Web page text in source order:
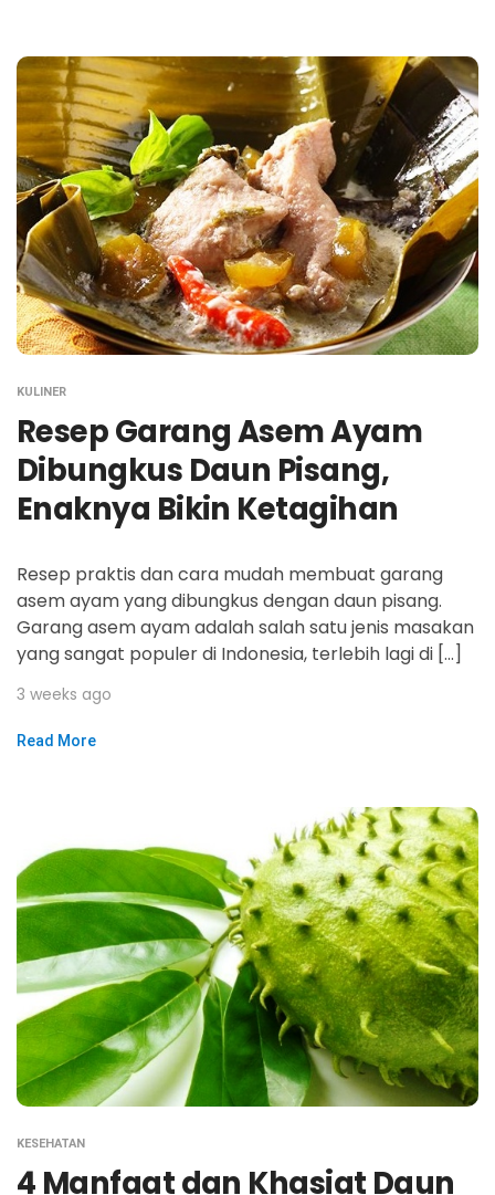
KULINER
Resep Garang Asem Ayam
Dibungkus Daun Pisang,
Enaknya Bikin Ketagihan
Resep praktis dan cara mudah membuat garang
asem ayam yang dibungkus dengan daun pisang.
Garang asem ayam adalah salah satu jenis masakan
yang sangat populer di Indonesia, terlebih lagi di […]
3 weeks ago
Read More
KESEHATAN
4 Manfaat dan Khasiat Daun